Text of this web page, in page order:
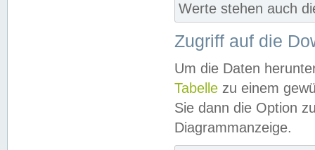
Werte stehen auch
Zugriff auf die
Um die Daten
Tabelle zu einem
Sie dann die Option
Diagrammanzeige.